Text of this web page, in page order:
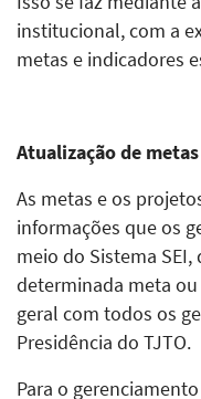
institucional, com a
metas e indicadores
Atualização de
As metas e os
informações que os
meio do Sistema
determinada meta
geral com todos os
Presidência do TJTO.
Para o